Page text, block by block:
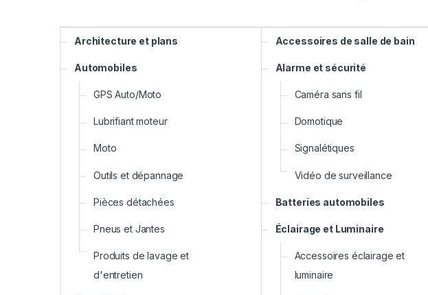
Architecture et plans
Automobiles
GPS Auto/Moto
Lubrifiant moteur
Moto
Outils et dépannage
Pièces détachées
Pneus et Jantes
Produits de lavage et
d'entretien
Accessoires de salle de bain
Alarme et sécurité
Caméra sans fil
Domotique
Signalétiques
Vidéo de surveillance
Batteries automobiles
Éclairage et Luminaire
Accessoires éclairage et
luminaire